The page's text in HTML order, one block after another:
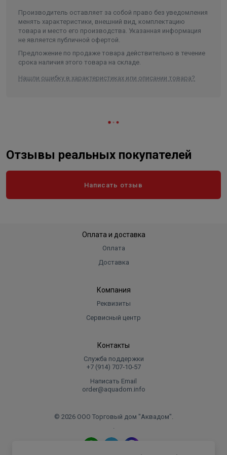
Ширина 127
Объем 0.012736
Производитель оставляет за собой право без уведомления
менять характеристики, внешний вид, комплектацию
товара и место его производства. Указанная информация
не является публичной офертой.
Предложение по продаже товара действительно в течение
срока наличия этого товара на складе.
Нашли ошибку в характеристиках или описании товара?
Отзывы реальных покупателей
Написать отзыв
Оплата и доставка
Оплата
Доставка
Компания
Реквизиты
Сервисный центр
Контакты
Служба поддержки
+7 (914) 707‑10‑57
Написать Email
order@aquadom.info
© 2026 ООО Торговый дом "Аквадом".
.